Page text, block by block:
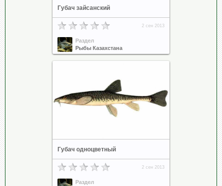
Губач зайсанский
2 сен 2013
Раздел
Рыбы Казахстана
Губач одноцветный
2 сен 2013
Раздел